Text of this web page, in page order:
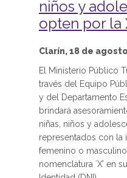
niños y
opten por la
Clarín, 18 de
El Ministerio Público
través del Equipo
y del Departamento
brindará
niñas, niños y
representados con la
femenino o
nomenclatura ´X’ en